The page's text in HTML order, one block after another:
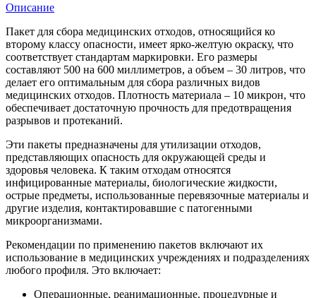
Описание
Пакет для сбора медицинских отходов, относящийся ко
второму классу опасности, имеет ярко-желтую окраску, что
соответствует стандартам маркировки. Его размеры
составляют 500 на 600 миллиметров, а объем – 30 литров, что
делает его оптимальным для сбора различных видов
медицинских отходов. Плотность материала – 10 микрон, что
обеспечивает достаточную прочность для предотвращения
разрывов и протеканий.
Эти пакеты предназначены для утилизации отходов,
представляющих опасность для окружающей среды и
здоровья человека. К таким отходам относятся
инфицированные материалы, биологические жидкости,
острые предметы, использованные перевязочные материалы и
другие изделия, контактировавшие с патогенными
микроорганизмами.
Рекомендации по применению пакетов включают их
использование в медицинских учреждениях и подразделениях
любого профиля. Это включает:
Операционные, реанимационные, процедурные и